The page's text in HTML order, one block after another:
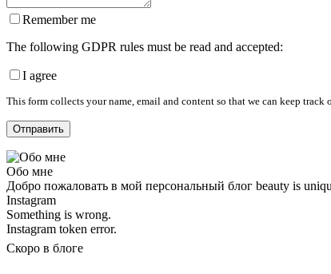
Remember me
The following GDPR rules must be read and accepted:
I agree
This form collects your name, email and content so that we can keep
Обо мне
Добро пожаловать в мой персональный блог beauty is
Instagram
Something is wrong.
Instagram token error.
Скоро в блоге